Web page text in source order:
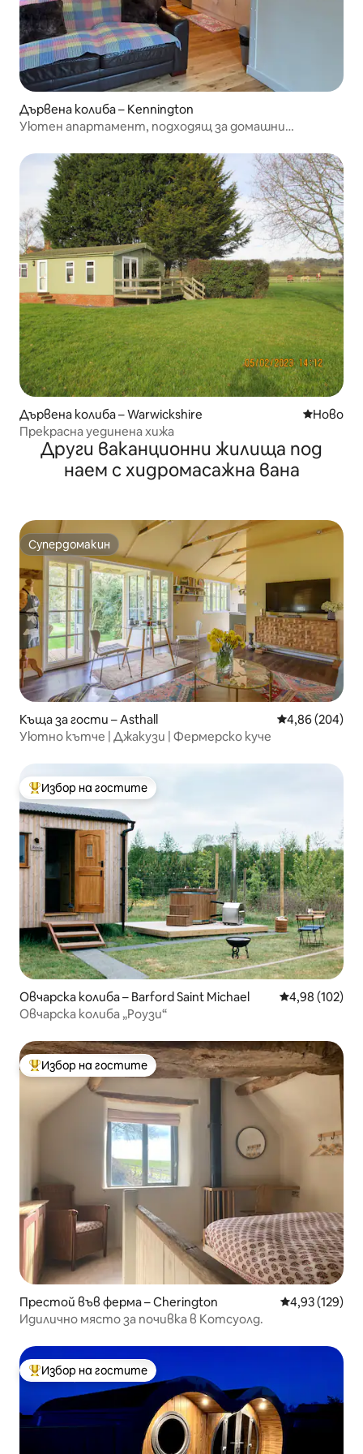
Дървена колиба – Kennington
Уютен апартамент, подходящ за домашни
Дървена колиба – Warwickshire Ново
Ново
Прекрасна уединена хижа
Други ваканционни жилища под
наем с хидромасажна вана
Супердомакин
Супердомакин
Къща за гости – Asthall Средна
4,86 (204)
Уютно кътче | Джакузи | Фермерско куче
Най-популярен избор на гостите
Избор на гостите
Овчарска колиба – Barford Saint Michael Средна
4,98 (102)
Овчарска колиба „Роузи“
Най-популярен избор на гостите
Избор на гостите
Престой във ферма – Cherington Средна
4,93 (129)
Идилично място за почивка в Котсуолд.
Най-популярен избор на гостите
Избор на гостите